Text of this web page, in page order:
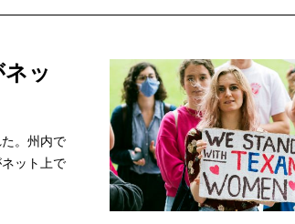
ッ
。州内で
ット上で